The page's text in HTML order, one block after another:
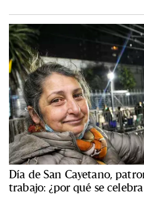
Día de San Cayetano,
trabajo: ¿por qué se